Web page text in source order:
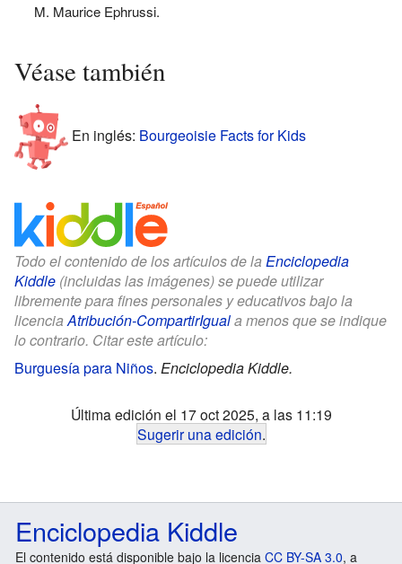
M. Maurice Ephrussi.
Véase también
En inglés: Bourgeoisie Facts for Kids
Todo el contenido de los artículos de la Enciclopedia
Kiddle (incluidas las imágenes) se puede utilizar
libremente para fines personales y educativos bajo la
licencia Atribución-CompartirIguala menos que se indique
lo contrario. Citar este artículo:
Burguesía para Niños. Enciclopedia Kiddle.
Última edición el 17 oct 2025, a las 11:19
Sugerir una edición.
Enciclopedia Kiddle
El contenido está disponible bajo la licencia CC BY-SA 3.0, a